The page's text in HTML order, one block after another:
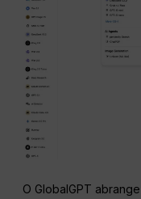
O GlobalGPT